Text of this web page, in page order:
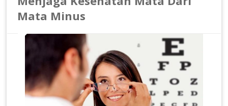
Mata Minus